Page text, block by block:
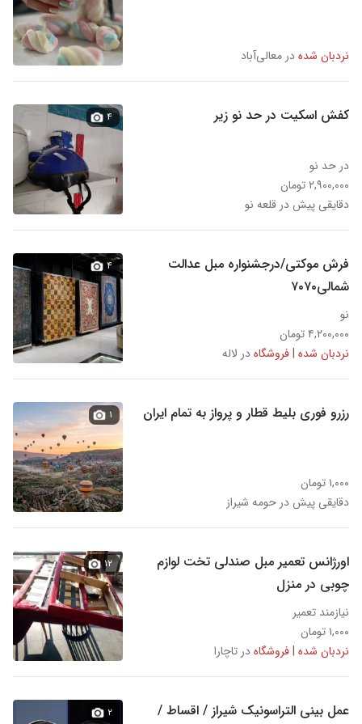
نردبان شدهدر معالی‌آباد
کفش اسکیت در حد نو زیر
در حد نو
۲,۹۰۰,۰۰۰ تومان
دقایقی پیش در قلعه نو
۴
فرش موکتی/درجشنواره مبل عدالت
شمالی۷۰۷۰
نو
۴,۲۰۰,۰۰۰ تومان
نردبان شده | فروشگاهدر لاله
۴
رزرو فوری بلیط قطار و پرواز به تمام ایران
۱,۰۰۰ تومان
دقایقی پیش در حومه شیراز
۱
اورژانس تعمیر مبل صندلی تخت لوازم
چوبی در منزل
نیازمند تعمیر
۱,۰۰۰ تومان
نردبان شده | فروشگاهدر تاچارا
۱۲
عمل بینی التراسونیک شیراز / اقساط /
۲